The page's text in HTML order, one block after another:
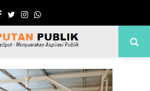
Facebook
TwitterInstagram
Whatsapp